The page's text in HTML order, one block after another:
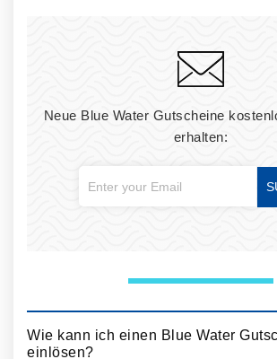
Neue Blue Water Gutscheine
erhalten:
Wie kann ich einen Blue Water
einlösen?